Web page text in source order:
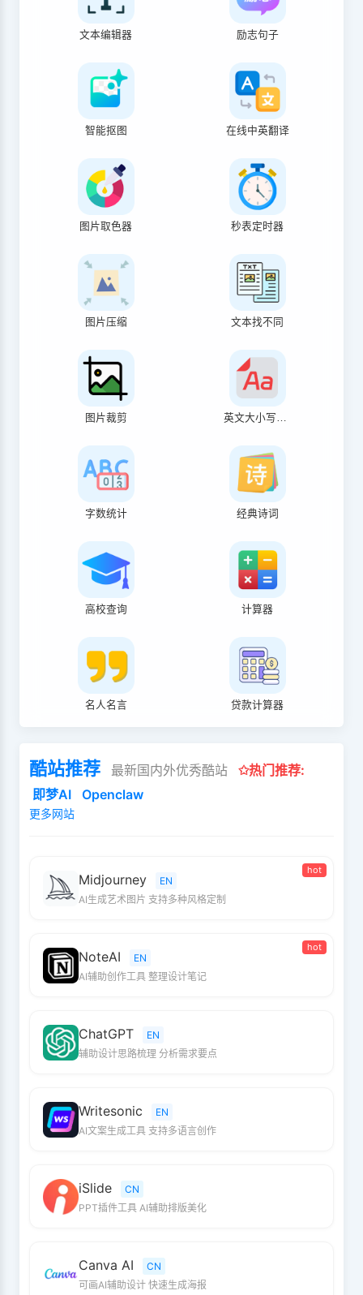
文本编辑器 励志句子
智能抠图 在线中英翻译
图片取色器 秒表定时器
图片压缩 文本找不同
图片裁剪 英文大小写转换
字数统计 经典诗词
高校查询 计算器
名人名言 贷款计算器
酷站推荐 最新国内外优秀酷站
✩热门推荐:
即梦AI
Openclaw
更多网站
hot
Midjourney
EN
AI生成艺术图片 支持多种风格定制
hot
NoteAI
EN
AI辅助创作工具 整理设计笔记
ChatGPT
EN
辅助设计思路梳理 分析需求要点
Writesonic
EN
AI文案生成工具 支持多语言创作
iSlide
CN
PPT插件工具 AI辅助排版美化
Canva AI
CN
可画AI辅助设计 快速生成海报